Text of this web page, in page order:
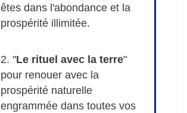
êtes dans l'abondance et la
prospérité illimitée.
2. "Le rituel avec la terre"
pour renouer avec la
prospérité naturelle
engrammée dans toutes vos